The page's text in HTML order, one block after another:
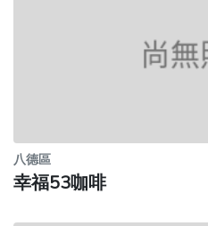
八德區
幸福53咖啡